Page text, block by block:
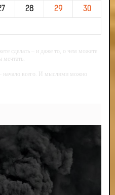
28 29 30
сделать – и даже то, о чем можете
мечтать.
всего. И мыслями можно
Самая большая нищета — глупость.
— самолюбование.
советом, это пропустить его
никому, кроме того, кто его дал.
не люблю, когда их дают мне.